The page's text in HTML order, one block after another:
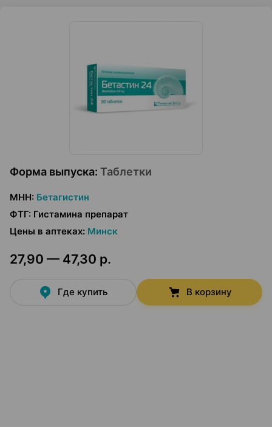
Форма выпуска: Таблетки
МНН: Бетагистин
ФТГ: Гистамина препарат
Цены в аптеках: Минск
27,90 — 47,30 р.
Где купить В корзину